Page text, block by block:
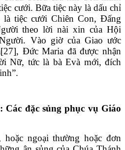
cưới. Bữa tiệc này là dấu chỉ
là tiệc cưới Chiên Con, Đấng
theo lời nài xin của Hội
Vào giờ của Giao ước
Đức Maria đã được nhận
Nữ, tức là bà Evà mới, đích
Các đặc sủng phục vụ Giáo
hoặc ngoại thường hoặc đơn